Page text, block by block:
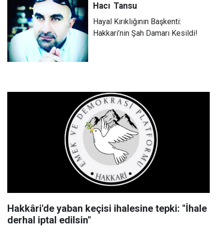
Hacı Tansu
Hayal Kırıklığının Başkenti:
Hakkari’nin Şah Damarı Kesildi!
Hakkâri'de yaban keçisi ihalesine tepki: "İhale
derhal iptal edilsin"